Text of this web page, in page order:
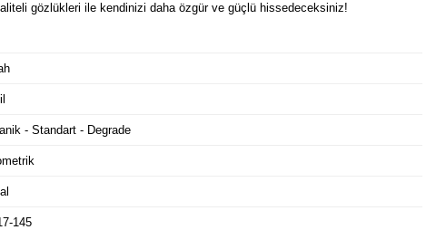
gözlükleri ile kendinizi daha özgür ve güçlü hissedeceksiniz!
- Standart - Degrade
145